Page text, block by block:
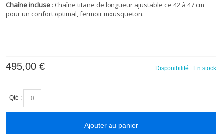
Chaîne incluse : Chaîne titane de longueur ajustable de 42 à 47 cm
pour un confort optimal, fermoir mousqueton.
Disponibilité : En stock
495,00 €
Qté :
Ajouter au panier